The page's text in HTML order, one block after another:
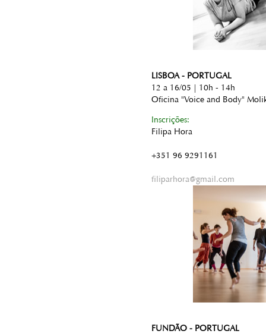
LISBOA - PORTUGAL
12 a 16/05 | 10h - 14h
Oficina "Voice and Body"
Inscrições:
Filipa Hora
+351 96 9291161
filiparhora@gmail.com
FUNDÃO - PORTUGAL